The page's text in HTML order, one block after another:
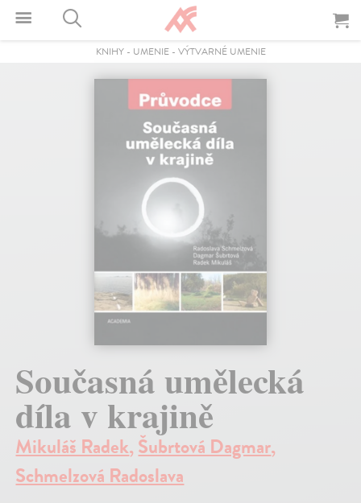
KNIHY- UMENIE- VÝTVARNÉ UMENIE
Současná umělecká
díla v krajině
Mikuláš Radek,Šubrtová Dagmar,
Schmelzová Radoslava